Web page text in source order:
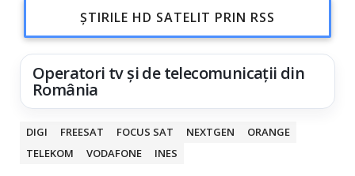
ȘTIRILE HD SATELIT PRIN RSS
Operatori tv și de telecomunicații din
România
DIGI FREESAT FOCUS SAT NEXTGEN
ORANGE
TELEKOM
VODAFONE INES